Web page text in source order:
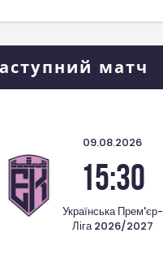
матч
09.08.2026
15:30
Українська Прем'єр-
Ліга 2026/2027